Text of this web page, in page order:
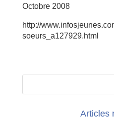
Octobre 2008
http://
soeurs_a127929.html
Articles